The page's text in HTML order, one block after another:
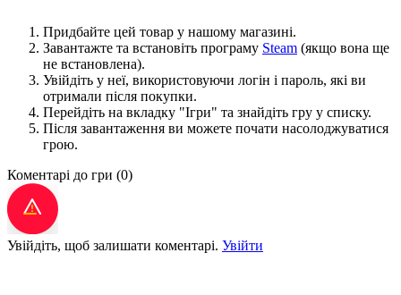
Придбайте цей товар у нашому магазині.
Завантажте та встановіть програму Steam (якщо вона ще
не встановлена).
Увійдіть у неї, використовуючи логін і пароль, які ви
отримали після покупки.
Перейдіть на вкладку "Ігри" та знайдіть гру у списку.
Після завантаження ви можете почати насолоджуватися
грою.
Коментарі до гри (0)
Увійдіть, щоб залишати коментарі. Увійти